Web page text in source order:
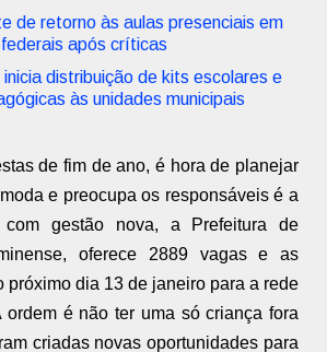
de retorno às aulas presenciais em
após críticas
distribuição de kits escolares e
às unidades municipais
de fim de ano, é hora de planejar
e preocupa os responsáveis é a
gestão nova, a Prefeitura de
oferece 2889 vagas e as
próximo dia 13 de janeiro para a rede
é não ter uma só criança fora
criadas novas oportunidades para